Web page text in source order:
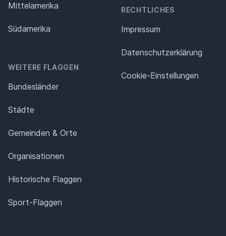
Mittelamerika
Südamerika
WEITERE FLAGGEN
Bundesländer
Städte
Gemeinden & Orte
Organisationen
Historische Flaggen
Sport-Flaggen
RECHTLICHES
Impressum
Datenschutz­erklärung
Cookie-Einstellungen